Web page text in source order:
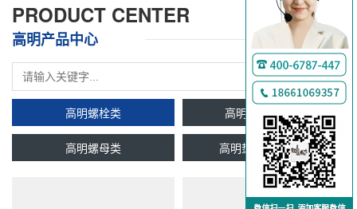
PRODUCT CENTER
高明产品中心
高明螺栓类 高明双头牙条类
高明螺母类 高明垫圈及挡圈类